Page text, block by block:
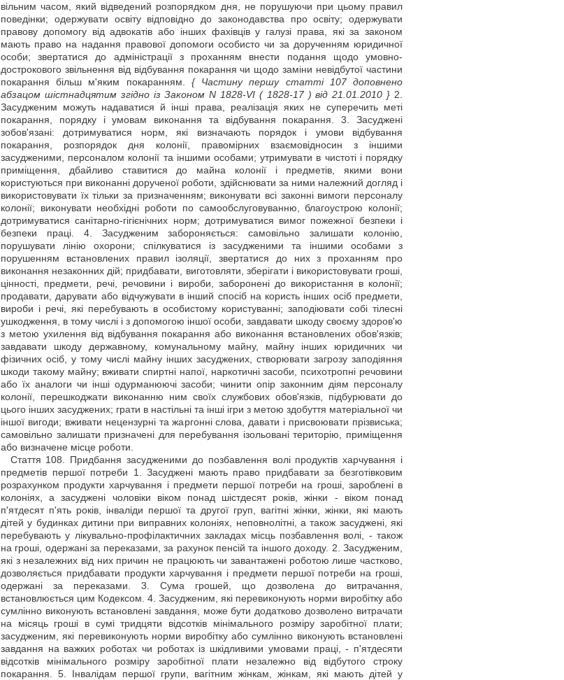
вільним часом, який відведений розпорядком дня, не порушуючи при цьому правил
поведінки; одержувати освіту відповідно до законодавства про освіту; одержувати
правову допомогу від адвокатів або інших фахівців у галузі права, які за законом
мають право на надання правової допомоги особисто чи за дорученням юридичної
особи; звертатися до адміністрації з проханням внести подання щодо умовно-
дострокового звільнення від відбування покарання чи щодо заміни невідбутої частини
покарання більш м'яким покаранням. { Частину першу статті 107 доповнено
абзацом шістнадцятим згідно із Законом N 1828-VI ( 1828-17 ) від 21.01.2010 } 2.
Засудженим можуть надаватися й інші права, реалізація яких не суперечить меті
покарання, порядку і умовам виконання та відбування покарання. 3. Засуджені
зобов'язані: дотримуватися норм, які визначають порядок і умови відбування
покарання, розпорядок дня колонії, правомірних взаємовідносин з іншими
засудженими, персоналом колонії та іншими особами; утримувати в чистоті і порядку
приміщення, дбайливо ставитися до майна колонії і предметів, якими вони
користуються при виконанні дорученої роботи, здійснювати за ними належний догляд і
використовувати їх тільки за призначенням; виконувати всі законні вимоги персоналу
колонії; виконувати необхідні роботи по самообслуговуванню, благоустрою колонії;
дотримуватися санітарно-гігієнічних норм; дотримуватися вимог пожежної безпеки і
безпеки праці. 4. Засудженим забороняється: самовільно залишати колонію,
порушувати лінію охорони; спілкуватися із засудженими та іншими особами з
порушенням встановлених правил ізоляції, звертатися до них з проханням про
виконання незаконних дій; придбавати, виготовляти, зберігати і використовувати гроші,
цінності, предмети, речі, речовини і вироби, заборонені до використання в колонії;
продавати, дарувати або відчужувати в інший спосіб на користь інших осіб предмети,
вироби і речі, які перебувають в особистому користуванні; заподіювати собі тілесні
ушкодження, в тому числі і з допомогою іншої особи, завдавати шкоду своєму здоров'ю
з метою ухилення від відбування покарання або виконання встановлених обов'язків;
завдавати шкоду державному, комунальному майну, майну інших юридичних чи
фізичних осіб, у тому числі майну інших засуджених, створювати загрозу заподіяння
шкоди такому майну; вживати спиртні напої, наркотичні засоби, психотропні речовини
або їх аналоги чи інші одурманюючі засоби; чинити опір законним діям персоналу
колонії, перешкоджати виконанню ним своїх службових обов'язків, підбурювати до
цього інших засуджених; грати в настільні та інші ігри з метою здобуття матеріальної чи
іншої вигоди; вживати нецензурні та жаргонні слова, давати і присвоювати прізвиська;
самовільно залишати призначені для перебування ізольовані територію, приміщення
або визначене місце роботи.
Стаття 108. Придбання засудженими до позбавлення волі продуктів харчування і
предметів першої потреби 1. Засуджені мають право придбавати за безготівковим
розрахунком продукти харчування і предмети першої потреби на гроші, зароблені в
колоніях, а засуджені чоловіки віком понад шістдесят років, жінки - віком понад
п'ятдесят п'ять років, інваліди першої та другої груп, вагітні жінки, жінки, які мають
дітей у будинках дитини при виправних колоніях, неповнолітні, а також засуджені, які
перебувають у лікувально-профілактичних закладах місць позбавлення волі, - також
на гроші, одержані за переказами, за рахунок пенсій та іншого доходу. 2. Засудженим,
які з незалежних від них причин не працюють чи завантажені роботою лише частково,
дозволяється придбавати продукти харчування і предмети першої потреби на гроші,
одержані за переказами. 3. Сума грошей, що дозволена до витрачання,
встановлюється цим Кодексом. 4. Засудженим, які перевиконують норми виробітку або
сумлінно виконують встановлені завдання, може бути додатково дозволено витрачати
на місяць гроші в сумі тридцяти відсотків мінімального розміру заробітної плати;
засудженим, які перевиконують норми виробітку або сумлінно виконують встановлені
завдання на важких роботах чи роботах із шкідливими умовами праці, - п'ятдесяти
відсотків мінімального розміру заробітної плати незалежно від відбутого строку
покарання. 5. Інвалідам першої групи, вагітним жінкам, жінкам, які мають дітей у